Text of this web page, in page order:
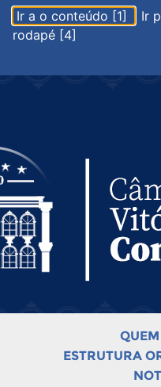
Ir a o conteúdo [1] Ir
rodapé [4]
ESTRUTURA